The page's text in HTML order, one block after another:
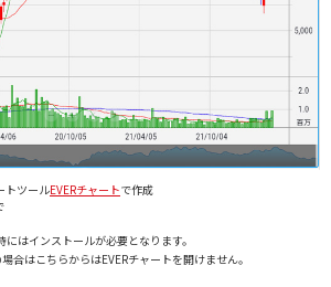
トツールEVERチャートで作成
はインストールが必要となります。
合はこちらからはEVERチャートを開けません。